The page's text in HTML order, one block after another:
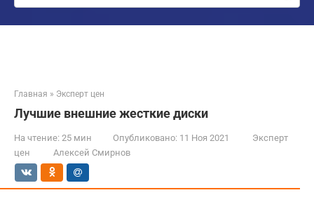
Главная » Эксперт цен
Лучшие внешние жесткие диски
На чтение: 25 мин Опубликовано: 11 Ноя 2021
Эксперт
цен
Алексей Смирнов